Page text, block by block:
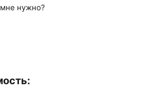
нужно?